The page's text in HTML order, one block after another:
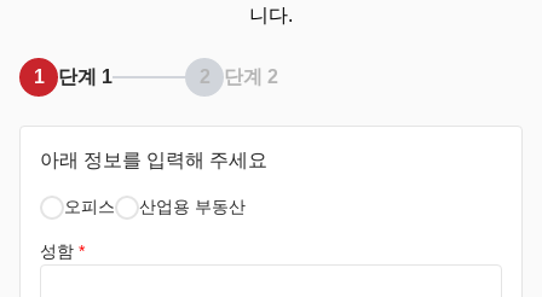
니다.
1 단계 1 2 단계 2
아래 정보를 입력해 주세요
오피스 산업용 부동산
성함 *